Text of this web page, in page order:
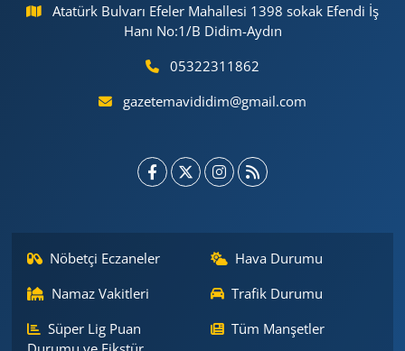
Atatürk Bulvarı Efeler Mahallesi 1398 sokak Efendi İş
Hanı No:1/B Didim-Aydın
05322311862
gazetemavididim@gmail.com
Nöbetçi Eczaneler
Hava Durumu
Namaz Vakitleri
Trafik Durumu
Süper Lig Puan
Tüm Manşetler